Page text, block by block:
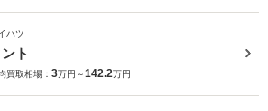
ハツ
ト
買取相場： 3万円～142.2万円